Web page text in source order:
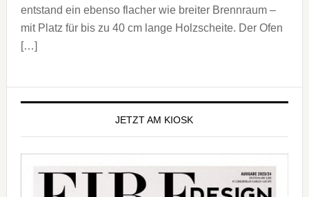
entstand ein ebenso flacher wie breiter Brennraum –
mit Platz für bis zu 40 cm lange Holzscheite. Der Ofen
[…]
Seitenspalte
JETZT AM KIOSK